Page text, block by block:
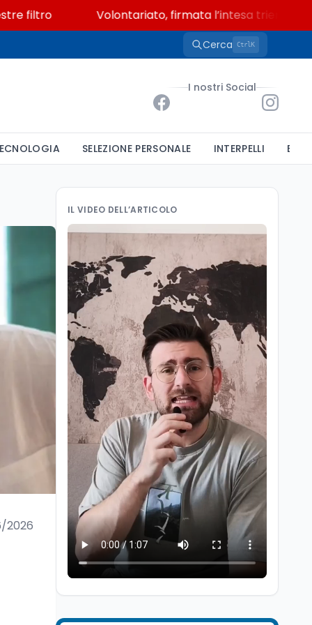
Volontariato, firmata l’intesa triennale tra
Cerca CtrlK
I nostri Social
SELEZIONE PERSONALE INTERPELLI
2026
IL VIDEO DELL’ARTICOLO
Università6 ago
Quanto è ancora
competitiva l'università
italiana? Cosa dicono i
dati 2026
Università5 ago
Consiglio di Stato:
scorrere la graduatoria
per i 500 posti vacanti
dopo il semestre filtro
Lavoro5 ago